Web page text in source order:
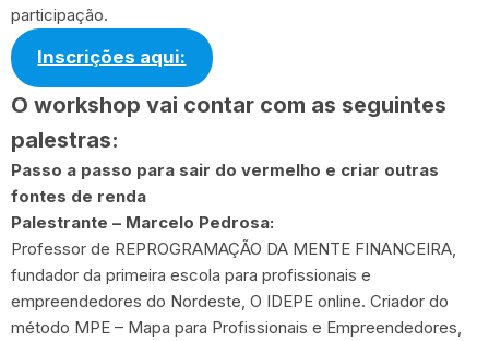
participação.
Inscrições aqui:
O workshop vai contar com as seguintes
palestras:
Passo a passo para sair do vermelho e criar outras
fontes de renda
Palestrante – Marcelo Pedrosa:
Professor de REPROGRAMAÇÃO DA MENTE FINANCEIRA,
fundador da primeira escola para profissionais e
empreendedores do Nordeste, O IDEPE online. Criador do
método MPE – Mapa para Profissionais e Empreendedores,